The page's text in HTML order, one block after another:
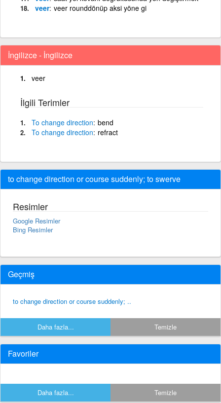
veer veer rounddönüp aksi yöne gi
İngilizce - İngilizce
veer
İlgili Terimler
To change direction bend
To change direction refract
to change direction or course suddenly; to swerve
Resimler
Google Resimler
Bing Resimler
Geçmiş
to change direction or course suddenly; ..
Daha fazla... Temizle
Favoriler
Daha fazla... Temizle